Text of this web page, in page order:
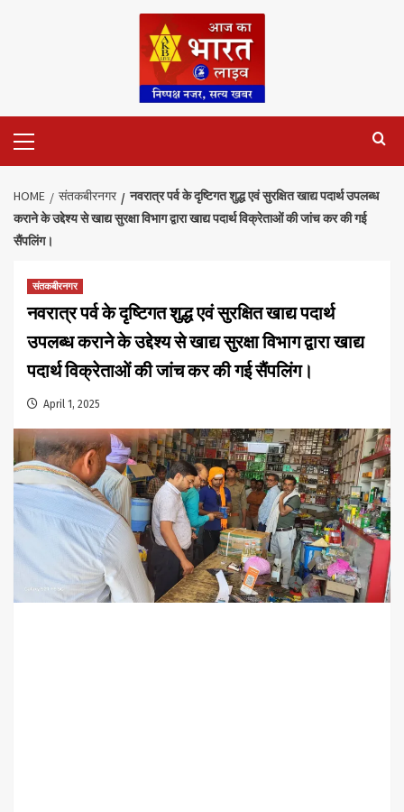
Menu
HOME संतकबीरनगर
नवरात्र पर्व के दृष्टिगत शुद्ध एवं सुरक्षित खाद्य पदार्थ उपलब्ध
कराने के उद्देश्य से खाद्य सुरक्षा विभाग द्वारा खाद्य पदार्थ विक्रेताओं की जांच कर की गई
सैंपलिंग।
संतकबीरनगर
नवरात्र पर्व के दृष्टिगत शुद्ध एवं सुरक्षित खाद्य पदार्थ
उपलब्ध कराने के उद्देश्य से खाद्य सुरक्षा विभाग द्वारा खाद्य
पदार्थ विक्रेताओं की जांच कर की गई सैंपलिंग।
April 1, 2025